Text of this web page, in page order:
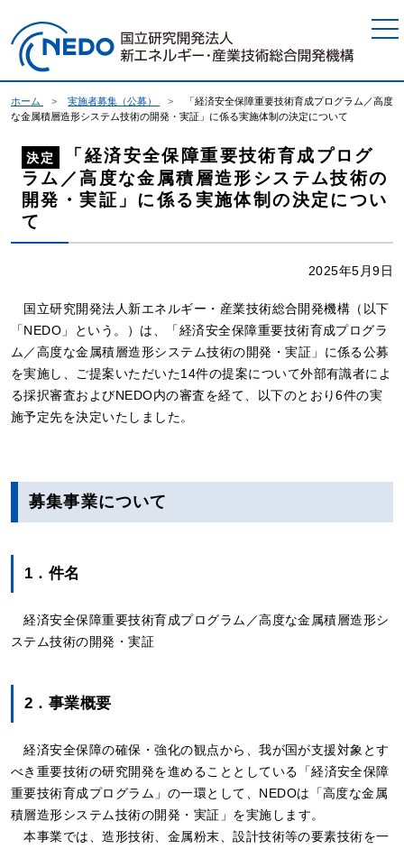
ホーム 実施者募集（公募）
「経済安全保障重要技術育成プログラム／高度
な金属積層造形システム技術の開発・実証」に係る実施体制の決定について
決定
「経済安全保障重要技術育成プログ
ラム／高度な金属積層造形システム技術の
開発・実証」に係る実施体制の決定につい
て
2025年5月9日
国立研究開発法人新エネルギー・産業技術総合開発機構（以下
「NEDO」という。）は、「経済安全保障重要技術育成プログラ
ム／高度な金属積層造形システム技術の開発・実証」に係る公募
を実施し、ご提案いただいた14件の提案について外部有識者によ
る採択審査およびNEDO内の審査を経て、以下のとおり6件の実
施予定先を決定いたしました。
募集事業について
1．件名
経済安全保障重要技術育成プログラム／高度な金属積層造形シ
ステム技術の開発・実証
2．事業概要
経済安全保障の確保・強化の観点から、我が国が支援対象とす
べき重要技術の研究開発を進めることとしている「経済安全保障
重要技術育成プログラム」の一環として、NEDOは「高度な金属
積層造形システム技術の開発・実証」を実施します。
本事業では、造形技術、金属粉末、設計技術等の要素技術を一